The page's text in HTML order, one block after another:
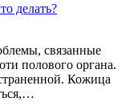
делать?
связанные
полового органа.
Кожица